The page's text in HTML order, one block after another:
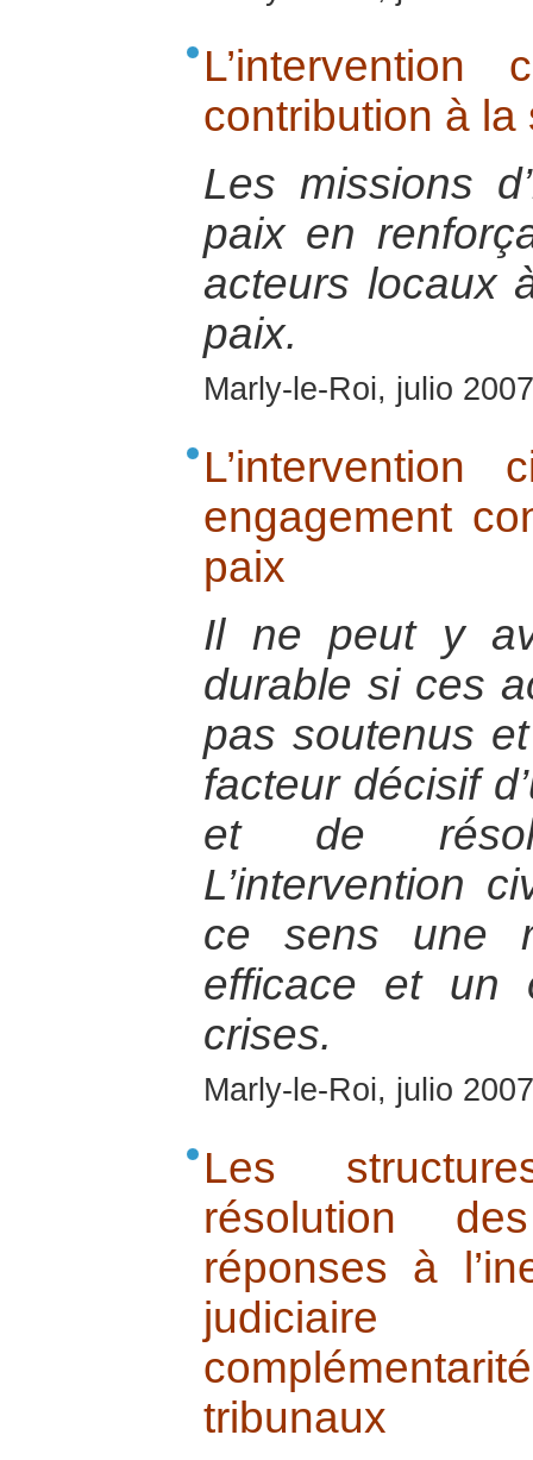
contribution à
Les missions
paix en
acteurs locaux
paix.
Marly-le-Roi, julio 2007
engagement
paix
Il ne peut y
durable si ces
pas soutenus
facteur décisif
et de
L’intervention
ce sens une
efficace et un
crises.
Marly-le-Roi, julio 2007
Les
résolution
réponses à
judiciaire
tribunaux